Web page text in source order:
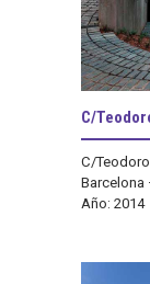
C/
C/
Barcelona
Año: 2014